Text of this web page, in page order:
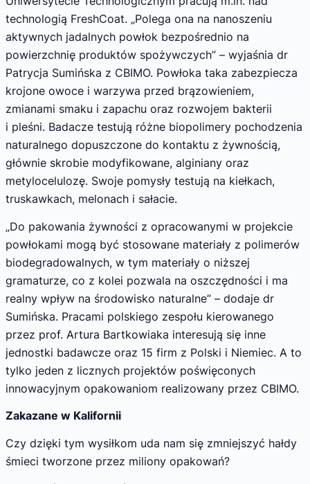
technologią FreshCoat. „Polega ona na nanoszeniu
aktywnych jadalnych powłok bezpośrednio na
powierzchnię produktów spożywczych” – wyjaśnia dr
Patrycja Sumińska z CBIMO. Powłoka taka zabezpiecza
krojone owoce i warzywa przed brązowieniem,
zmianami smaku i zapachu oraz rozwojem bakterii
i pleśni. Badacze testują różne biopolimery pochodzenia
naturalnego dopuszczone do kontaktu z żywnością,
głównie skrobie modyfikowane, alginiany oraz
metylocelulozę. Swoje pomysły testują na kiełkach,
truskawkach, melonach i sałacie.
„Do pakowania żywności z opracowanymi w projekcie
powłokami mogą być stosowane materiały z polimerów
biodegradowalnych, w tym materiały o niższej
gramaturze, co z kolei pozwala na oszczędności i ma
realny wpływ na środowisko naturalne” – dodaje dr
Sumińska. Pracami polskiego zespołu kierowanego
przez prof. Artura Bartkowiaka interesują się inne
jednostki badawcze oraz 15 firm z Polski i Niemiec. A to
tylko jeden z licznych projektów poświęconych
innowacyjnym opakowaniom realizowany przez CBIMO.
Zakazane w Kalifornii
Czy dzięki tym wysiłkom uda nam się zmniejszyć hałdy
śmieci tworzone przez miliony opakowań?